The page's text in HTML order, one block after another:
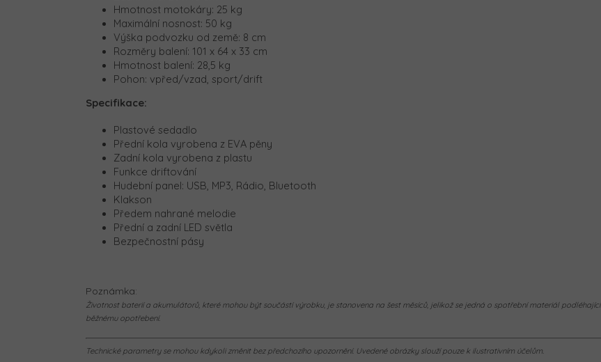
Hmotnost motokáry: 25 kg
Maximální nosnost: 50 kg
Výška podvozku od země: 8 cm
Rozměry balení: 101 x 64 x 33 cm
Hmotnost balení: 28,5 kg
Pohon: vpřed/vzad, sport/drift
Specifikace:
Plastové sedadlo
Přední kola vyrobena z EVA pěny
Zadní kola vyrobena z plastu
Funkce driftování
Hudební panel: USB, MP3, Rádio, Bluetooth
Klakson
Předem nahrané melodie
Přední a zadní LED světla
Bezpečnostní pásy
Poznámka:
Životnost baterií a akumulátorů, které mohou být součástí výrobku, je stanovena na šest měsíců, jelikož se jedná o spotřební materiál podléhající
běžnému opotřebení.
Technické parametry se mohou kdykoli změnit bez předchozího upozornění. Uvedené obrázky slouží pouze k ilustrativním účelům.